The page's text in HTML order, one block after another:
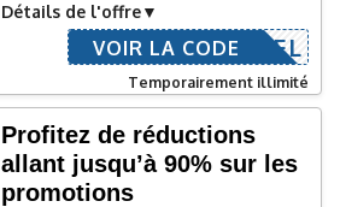
Détails de l'offre
COURRIEL
VOIR LA CODE
Temporairement illimité
Profitez de réductions
allant jusqu’à 90% sur les
promotions